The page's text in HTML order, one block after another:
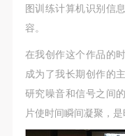
图训练计算机识别信
容。
在我创作这个作品的
成为了我长期创作的
研究噪音和信号之间
片使时间瞬间凝聚，是
肖像权许可乙方作
途。
（2）、乙方中央美
性、专业性、国际
院美术馆与时代同
术的空间氛围，竭
和观众进行良好互
肖像权许可乙方作
途。
（2）、乙方中央美
性、专业性、国际
院美术馆与时代同
术的空间氛围，竭
和观众进行良好互
肖像权许可乙方作
途。
（2）、乙方中央美
性、专业性、国际
院美术馆与时代同
术的空间氛围，竭
和观众进行良好互